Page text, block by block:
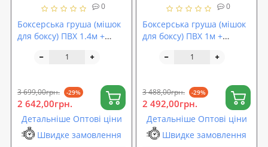
0
Боксерська груша (мішок
для боксу) ПВХ 1.4м +
підвіс (ланцюг) OSPORT
3 699,00грн. -29%
2 642,00грн.
Детальніше Оптові ціни
Швидке замовлення
0
Боксерська груша (мішок
для боксу) ПВХ 1м +
підвіс (ланцюг) OSPORT
3 488,00грн. -29%
2 492,00грн.
Детальніше Оптові ціни
Швидке замовлення